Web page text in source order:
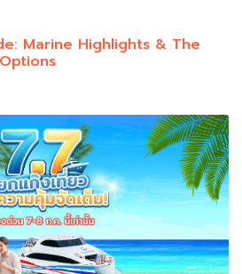
Marine Highlights & The